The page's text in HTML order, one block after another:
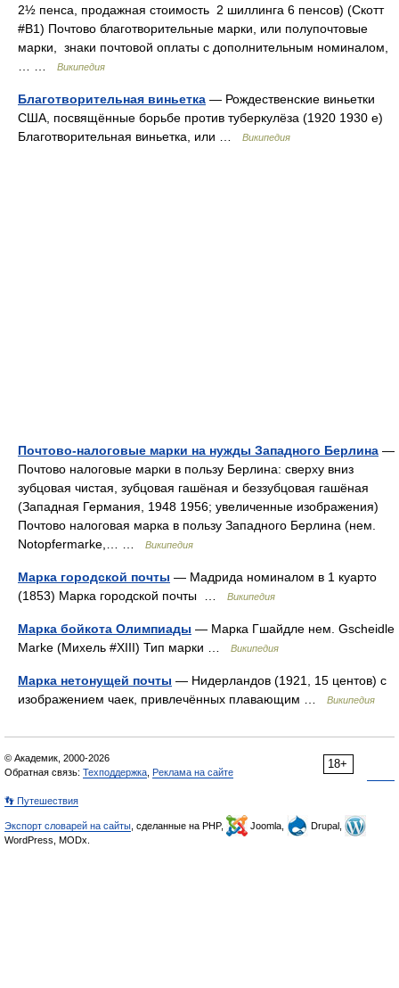
2½ пенса, продажная стоимость 2 шиллинга 6 пенсов) (Скотт
#B1) Почтово благотворительные марки, или полупочтовые
марки, знаки почтовой оплаты с дополнительным номиналом,
Википедия
Благотворительная виньетка — Рождественские виньетки
США, посвящённые борьбе против туберкулёза (1920 1930 е)
Благотворительная виньетка, или …
Википедия
Почтово-налоговые марки на нужды Западного Берлина —
Почтово налоговые марки в пользу Берлина: сверху вниз
зубцовая чистая, зубцовая гашёная и беззубцовая гашёная
(Западная Германия, 1948 1956; увеличенные изображения)
Почтово налоговая марка в пользу Западного Берлина (нем.
Notopfermarke,… …
Википедия
Марка городской почты — Мадрида номиналом в 1 куарто
(1853) Марка городской почты …
Википедия
Марка бойкота Олимпиады — Марка Гшайдле нем. Gscheidle
Marke (Михель #XIII) Тип марки …
Википедия
Марка нетонущей почты — Нидерландов (1921, 15 центов) с
изображением чаек, привлечённых плавающим …
Википедия
18+
© Академик, 2000-2026
Обратная связь: Техподдержка Реклама на сайте
👣 Путешествия
Экспорт словарей на сайты , сделанные на PHP, Joomla,
Drupal,
WordPress, MODx.